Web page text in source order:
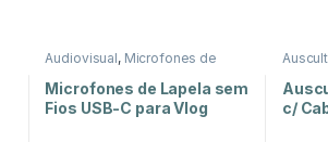
Audiovisual, Microfones de
Microfones de Lapela sem
Fios USB-C para Vlog
Som e
c/